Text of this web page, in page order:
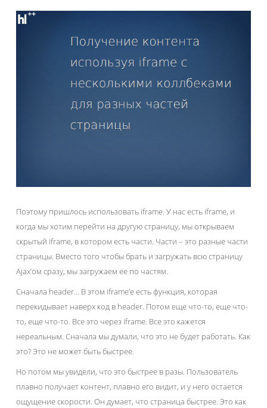
Поэтому пришлось использовать iframe. У нас есть iframe, и
когда мы хотим перейти на другую страницу, мы открываем
скрытый iframe, в котором есть части. Части – это разные части
страницы. Вместо того чтобы брать и загружать всю страницу
Ajax’ом сразу, мы загружаем ее по частям.
Сначала header… В этом iframe’е есть функция, которая
перекидывает наверх код в header. Потом еще что-то, еще что-
то, еще что-то. Все это через iframe. Все это кажется
нереальным. Сначала мы думали, что это не будет работать. Как
это? Это не может быть быстрее.
Но потом мы увидели, что это быстрее в разы. Пользователь
плавно получает контент, плавно его видит, и у него остается
ощущение скорости. Он думает, что страница быстрее. Это как